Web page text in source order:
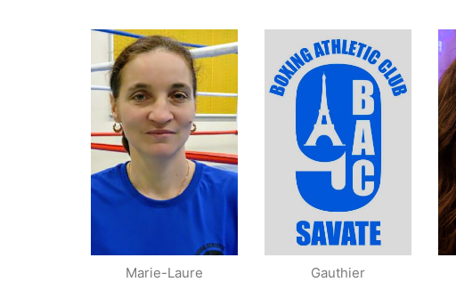
1/2
Finaliste Championnat
de France Elite A
Vainqueur des
Critériums
Marie-Laure
Vainqueur des
critériums IDF
Gauthier